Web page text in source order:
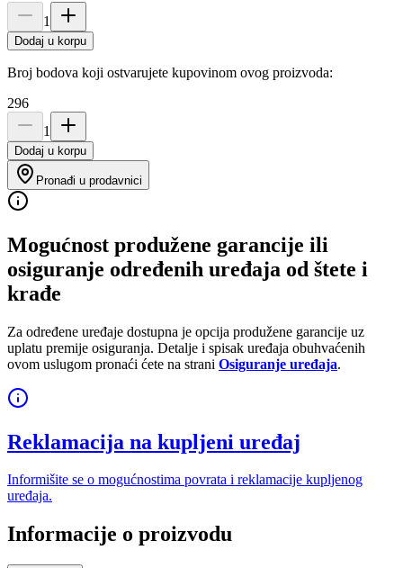
1
Dodaj u korpu
Broj bodova koji ostvarujete kupovinom ovog proizvoda:
296
1
Dodaj u korpu
Pronađi u prodavnici
Mogućnost produžene garancije ili
osiguranje određenih uređaja od štete i
krađe
Za određene uređaje dostupna je opcija produžene garancije uz
uplatu premije osiguranja. Detalje i spisak uređaja obuhvaćenih
ovom uslugom pronaći ćete na strani Osiguranje uređaja.
Reklamacija na kupljeni uređaj
Informišite se o mogućnostima povrata i reklamacije kupljenog
uređaja.
Informacije o proizvodu